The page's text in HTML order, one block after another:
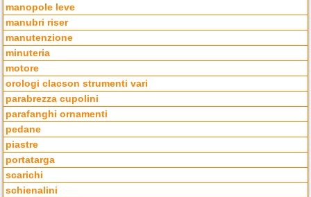
manopole leve
manubri riser
manutenzione
minuteria
motore
orologi clacson strumenti vari
parabrezza cupolini
parafanghi ornamenti
pedane
piastre
portatarga
scarichi
schienalini